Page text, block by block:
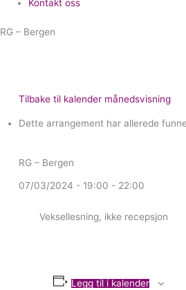
Kontakt oss
RG – Bergen
Tilbake til kalender månedsvisning
Dette arrangement har allerede
RG – Bergen
07/03/2024 - 19:00 - 22:00
Veksellesning, ikke recepsjon
Legg til i kalender